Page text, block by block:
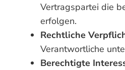
Vertragspartei die
erfolgen.
Rechtliche
Verantwortliche
Berechtigte